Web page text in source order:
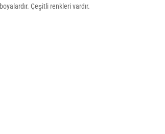
boyalardır. Çeşitli renkleri vardır.